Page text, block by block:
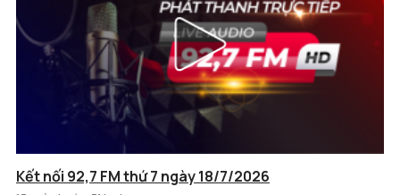
Kết nối 92,7 FM thứ 7 ngày 18/7/2026